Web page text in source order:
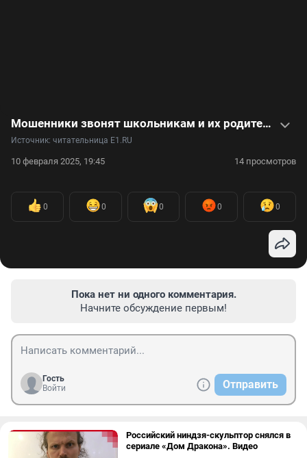
Мошенники звонят школьникам и их родителям. В видео — уморительный разговор с аферистом
Источник: читательница E1.RU
10 февраля 2025, 19:45 14 просмотров
0 0 0 0 0
Пока нет ни одного комментария.
Начните обсуждение первым!
Гость
Войти
Отправить
Российский ниндзя-скульптор снялся в
сериале «Дом Дракона». Видео